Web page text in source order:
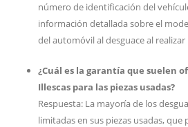
número de identificación del
información detallada sobre el
del automóvil al desguace al
¿Cuál es la garantía que suelen
Illescas para las piezas usadas?
Respuesta: La mayoría de los
limitadas en sus piezas usadas, que